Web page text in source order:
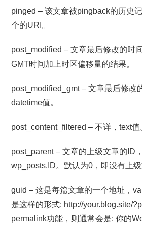
pinged – 该文章被pingback的历史
个的URI。
post_modified – 文章最后修改的时
GMT时间加上时区偏移量的结果。
post_modified_gmt – 文章最后修改
datetime值。
post_content_filtered – 不详，text值
post_parent – 文章的上级文章的ID
wp_posts.ID。默认为0，即没有上级
guid – 这是每篇文章的一个地址，
是这样的形式: http://your.blog.site/
permalink功能，则通常会是: 你的